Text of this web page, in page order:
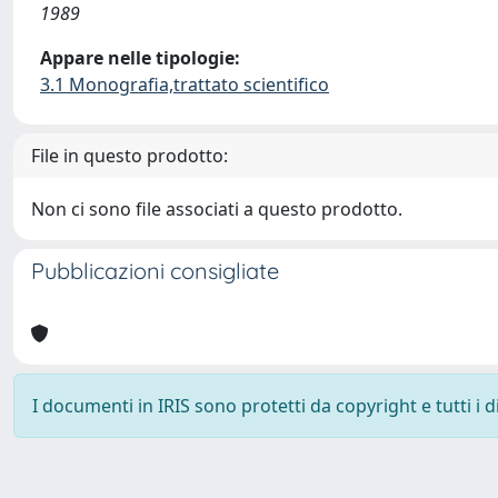
1989
Appare nelle tipologie:
3.1 Monografia,trattato scientifico
File in questo prodotto:
Non ci sono file associati a questo prodotto.
Pubblicazioni consigliate
I documenti in IRIS sono protetti da copyright e tutti i